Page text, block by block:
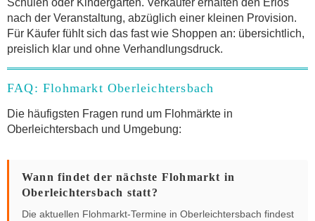
Schulen oder Kindergärten. Verkäufer erhalten den Erlös
nach der Veranstaltung, abzüglich einer kleinen Provision.
Für Käufer fühlt sich das fast wie Shoppen an: übersichtlich,
preislich klar und ohne Verhandlungsdruck.
FAQ: Flohmarkt Oberleichtersbach
Die häufigsten Fragen rund um Flohmärkte in
Oberleichtersbach und Umgebung:
Wann findet der nächste Flohmarkt in
Oberleichtersbach statt?
Die aktuellen Flohmarkt-Termine in Oberleichtersbach findest